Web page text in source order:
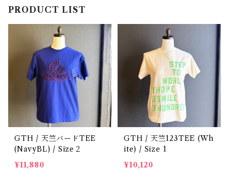
PRODUCT LIST
GTH / 天竺バードTEE
(NavyBL) / Size２
¥11,880
GTH / 天竺123TEE (Wh
ite) / Size 1
¥10,120